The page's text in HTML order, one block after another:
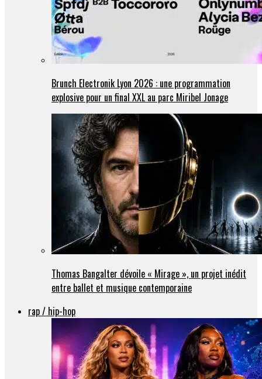
Brunch Electronik Lyon 2026 : une programmation
explosive pour un final XXL au parc Miribel Jonage
Thomas Bangalter dévoile « Mirage », un projet inédit
entre ballet et musique contemporaine
rap / hip-hop